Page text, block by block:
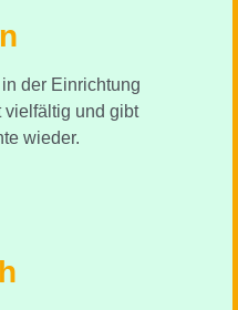
der Einrichtung
und gibt
wieder.